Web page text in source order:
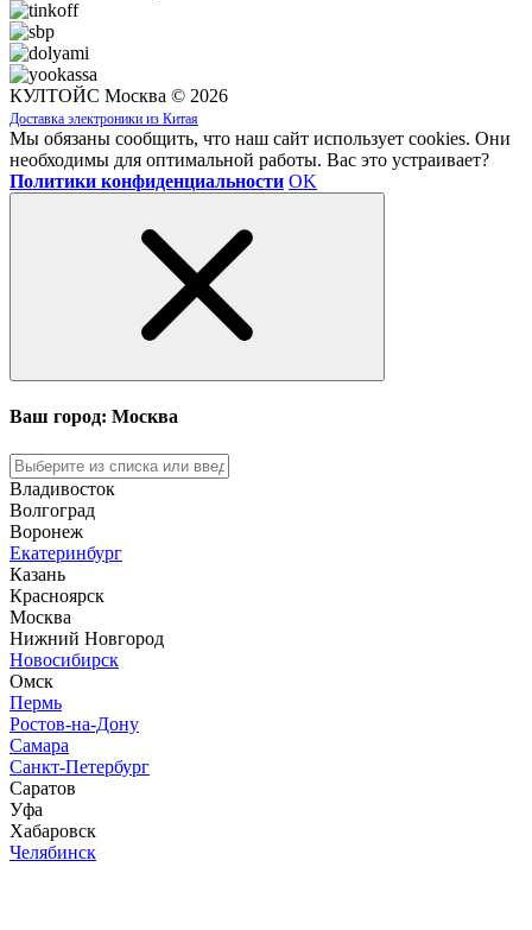
КУЛТОЙС Москва © 2026
Доставка электроники из Китая
Мы обязаны сообщить, что наш сайт использует cookies. Они
необходимы для оптимальной работы. Вас это устраивает?
Политики конфиденциальности OK
Ваш город: Москва
Владивосток
Волгоград
Воронеж
Екатеринбург
Казань
Красноярск
Москва
Нижний Новгород
Новосибирск
Омск
Пермь
Ростов-на-Дону
Самара
Санкт-Петербург
Саратов
Уфа
Хабаровск
Челябинск